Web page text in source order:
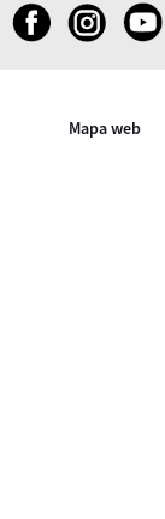
Mapa web